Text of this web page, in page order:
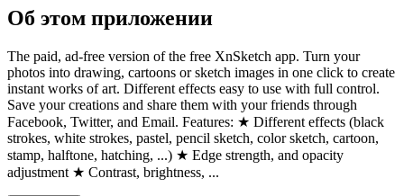
Об этом приложении
The paid, ad-free version of the free XnSketch app. Turn your
photos into drawing, cartoons or sketch images in one click to create
instant works of art. Different effects easy to use with full control.
Save your creations and share them with your friends through
Facebook, Twitter, and Email. Features: ★ Different effects (black
strokes, white strokes, pastel, pencil sketch, color sketch, cartoon,
stamp, halftone, hatching, ...) ★ Edge strength, and opacity
adjustment ★ Contrast, brightness, ...